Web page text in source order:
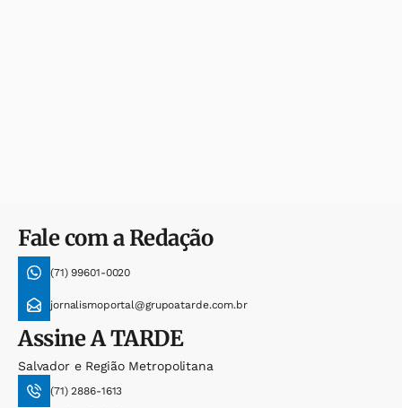
Fale com a Redação
(71) 99601-0020
jornalismoportal@grupoatarde.com.br
AssineA TARDE
Salvador e Região Metropolitana
(71) 2886-1613